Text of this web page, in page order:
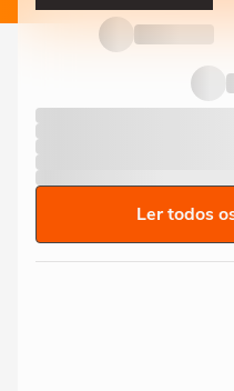
Ler todos